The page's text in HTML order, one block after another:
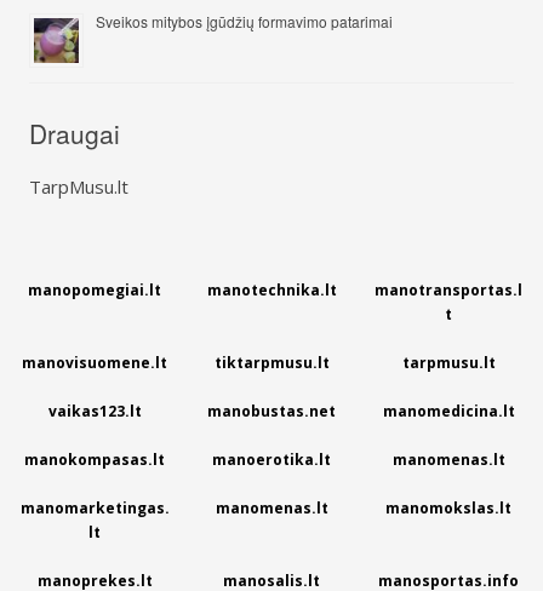
Sveikos mitybos įgūdžių formavimo patarimai
Draugai
TarpMusu.lt
manopomegiai.lt manotechnika.lt
manotransportas.l
t
manovisuomene.lt tiktarpmusu.lt tarpmusu.lt
vaikas123.lt manobustas.net manomedicina.lt
manokompasas.lt manoerotika.lt manomenas.lt
manomarketingas.
lt
manomenas.lt manomokslas.lt
manoprekes.lt manosalis.lt manosportas.info